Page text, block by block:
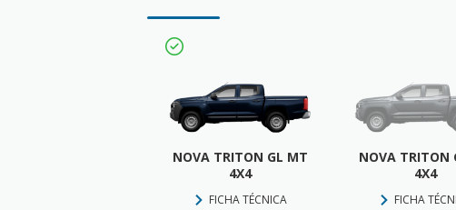
NOVA TRITON GL MT
4X4
FICHA TÉCNICA
NOVA TRITON
4X4
FICHA